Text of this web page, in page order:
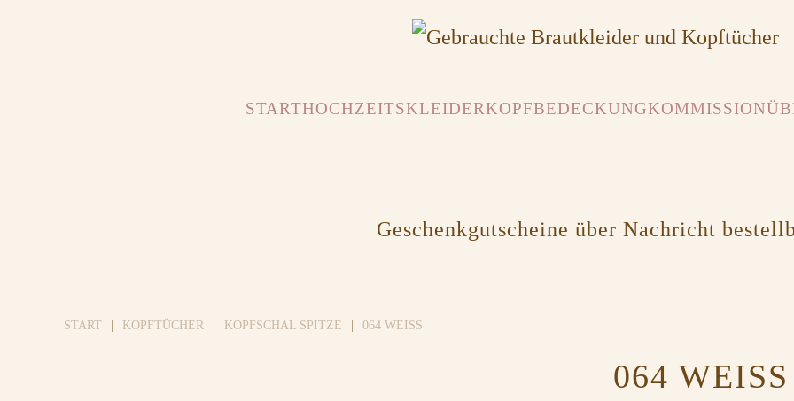
STARTHOCHZEITSKLEIDERKOPFBEDECKUNGKOMMISSION
Geschenkgutscheine über Nachricht
START KOPFTÜCHER KOPFSCHAL SPITZE 064 WEISS
064 WEISS